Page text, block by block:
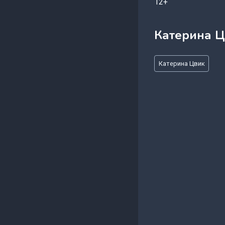
Катерина
Метки
записи:
Катерина Цвик